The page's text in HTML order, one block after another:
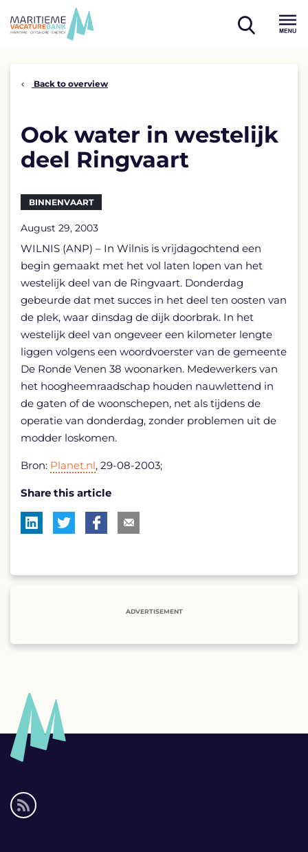
open
Back to overview
Ook water in westelijk
deel Ringvaart
BINNENVAART
August 29, 2003
WILNIS (ANP) – In Wilnis is vrijdagochtend een
begin gemaakt met het vol laten lopen van het
westelijk deel van de Ringvaart. Donderdag
gebeurde dat met succes in het deel ten oosten van
de plek, waar dinsdag de dijk doorbrak. In het
westelijk deel van ongeveer een kilometer lengte
liggen volgens een woordvoerster van de gemeente
De Ronde Venen 38 woonarken. Medewerkers van
het hoogheemraadschap houden nauwlettend in
de gaten of de woonschepen, net als tijdens de
operatie van donderdag, zonder problemen uit de
modder loskomen.
Bron: Planet.nl, 29-08-2003;
Share this article
ADVERTISEMENT
Social
media